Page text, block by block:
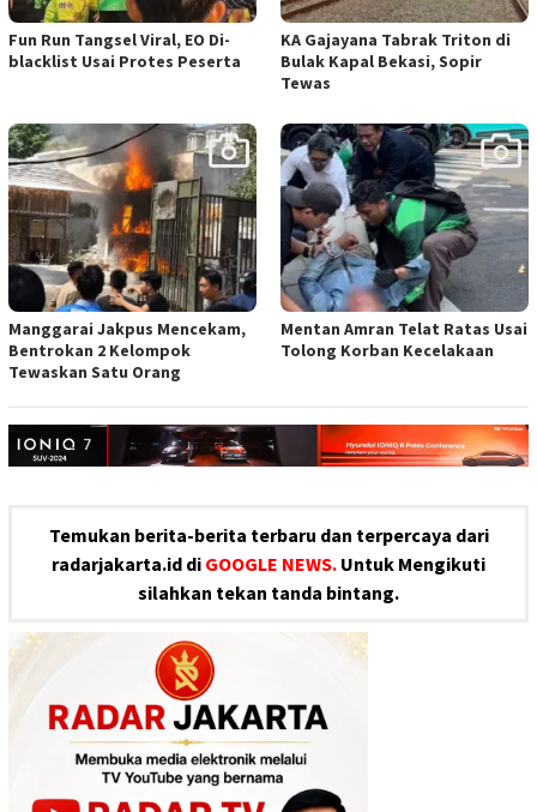
Fun Run Tangsel Viral, EO Di-
blacklist Usai Protes Peserta
KA Gajayana Tabrak Triton di
Bulak Kapal Bekasi, Sopir
Tewas
Manggarai Jakpus Mencekam,
Bentrokan 2 Kelompok
Tewaskan Satu Orang
Mentan Amran Telat Ratas Usai
Tolong Korban Kecelakaan
Temukan berita-berita terbaru dan terpercaya dari
radarjakarta.id di GOOGLE NEWS. Untuk Mengikuti
silahkan tekan tanda bintang.